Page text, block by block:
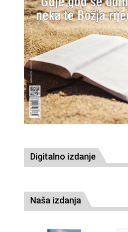
Digitalno izdanje
Naša izdanja